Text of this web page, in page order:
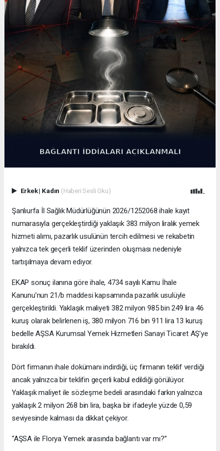
Erkek| Kadın (Haberi Sesli Oku)
Şanlıurfa İl Sağlık Müdürlüğünün 2026/1252068 ihale kayıt
numarasıyla gerçekleştirdiği yaklaşık 383 milyon liralık yemek
hizmeti alımı, pazarlık usulünün tercih edilmesi ve rekabetin
yalnızca tek geçerli teklif üzerinden oluşması nedeniyle
tartışılmaya devam ediyor.
EKAP sonuç ilanına göre ihale, 4734 sayılı Kamu İhale
Kanunu’nun 21/b maddesi kapsamında pazarlık usulüyle
gerçekleştirildi. Yaklaşık maliyeti 382 milyon 985 bin 249 lira 46
kuruş olarak belirlenen iş, 380 milyon 716 bin 911 lira 13 kuruş
bedelle AŞSA Kurumsal Yemek Hizmetleri Sanayi Ticaret AŞ’ye
bırakıldı.
Dört firmanın ihale dokümanı indirdiği, üç firmanın teklif verdiği
ancak yalnızca bir teklifin geçerli kabul edildiği görülüyor.
Yaklaşık maliyet ile sözleşme bedeli arasındaki farkın yalnızca
yaklaşık 2 milyon 268 bin lira, başka bir ifadeyle yüzde 0,59
seviyesinde kalması da dikkat çekiyor.
“AŞSA ile Florya Yemek arasında bağlantı var mı?”